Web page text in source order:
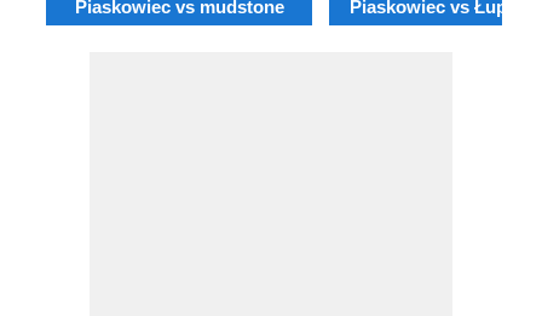
Piaskowiec vs mudstone Piaskowiec vs Łupek